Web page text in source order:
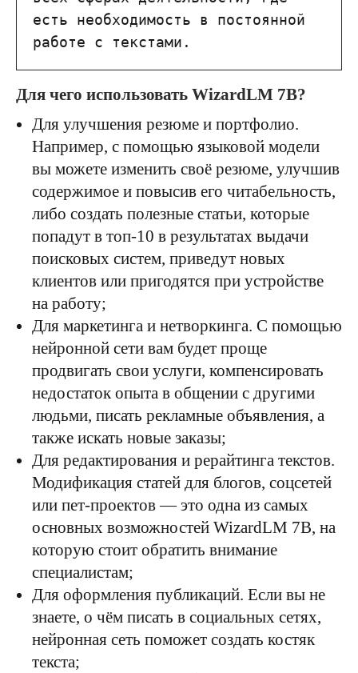
есть необходимость в постоянной
работе с текстами.
Для чего использовать WizardLM 7B?
Для улучшения резюме и портфолио.
Например, с помощью языковой модели
вы можете изменить своё резюме, улучшив
содержимое и повысив его читабельность,
либо создать полезные статьи, которые
попадут в топ-10 в результатах выдачи
поисковых систем, приведут новых
клиентов или пригодятся при устройстве
на работу;
Для маркетинга и нетворкинга. С помощью
нейронной сети вам будет проще
продвигать свои услуги, компенсировать
недостаток опыта в общении с другими
людьми, писать рекламные объявления, а
также искать новые заказы;
Для редактирования и рерайтинга текстов.
Модификация статей для блогов, соцсетей
или пет-проектов — это одна из самых
основных возможностей WizardLM 7B, на
которую стоит обратить внимание
специалистам;
Для оформления публикаций. Если вы не
знаете, о чём писать в социальных сетях,
нейронная сеть поможет создать костяк
текста;